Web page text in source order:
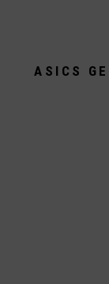
ASICS